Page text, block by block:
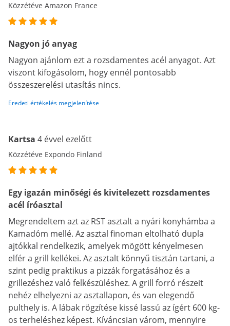
Közzétéve Amazon France
Nagyon jó anyag
Nagyon ajánlom ezt a rozsdamentes acél anyagot. Azt
viszont kifogásolom, hogy ennél pontosabb
összeszerelési utasítás nincs.
Eredeti értékelés megjelenítése
Kartsa 4 évvel ezelőtt
Közzétéve Expondo Finland
Egy igazán minőségi és kivitelezett rozsdamentes
acél íróasztal
Megrendeltem azt az RST asztalt a nyári konyhámba a
Kamadóm mellé. Az asztal finoman eltolható dupla
ajtókkal rendelkezik, amelyek mögött kényelmesen
elfér a grill kellékei. Az asztalt könnyű tisztán tartani, a
szint pedig praktikus a pizzák forgatásához és a
grillezéshez való felkészüléshez. A grill forró részeit
nehéz elhelyezni az asztallapon, és van elegendő
pulthely is. A lábak rögzítése kissé lassú az ígért 600 kg-
os terheléshez képest. Kíváncsian várom, mennyire